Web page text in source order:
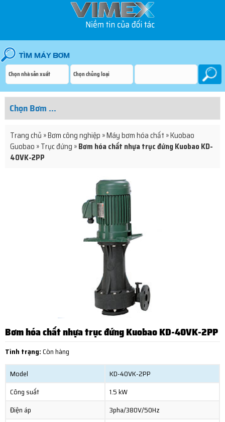
Trang chủ »Bơm công nghiệp »Máy bơm hóa chất »Kuobao
Guobao »Trục đứng »Bơm hóa chất nhựa trục đứng Kuobao KD-
40VK-2PP
Bơm hóa chất nhựa trục đứng Kuobao KD-40VK-2PP
Tình trạng:Còn hàng
Model
KD-40VK-2PP
Công suất
1.5 kW
Điện áp
3pha/380V/50Hz